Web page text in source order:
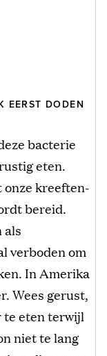
EERST DODEN
bacterie
eten.
onze kreeften-
bereid.
als
verboden om
In Amerika
Wees gerust,
te eten terwijl
niet te lang